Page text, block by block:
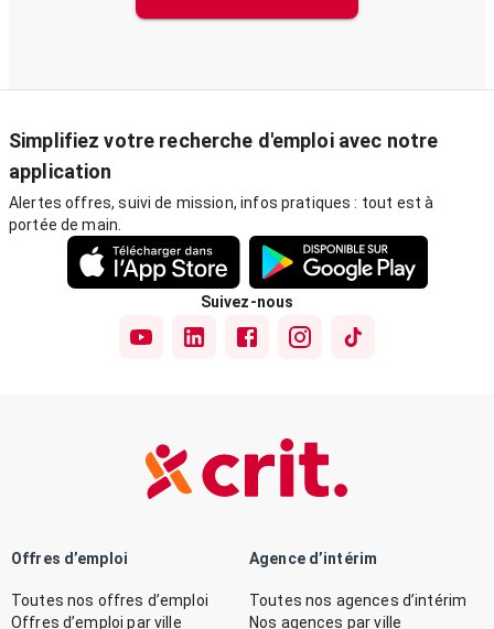
Simplifiez votre recherche d'emploi avec notre
application
Alertes offres, suivi de mission, infos pratiques : tout est à
portée de main.
Suivez-nous
Offres d’emploi
Toutes nos offres d’emploi
Offres d’emploi par ville
Agence d’intérim
Toutes nos agences d’intérim
Nos agences par ville